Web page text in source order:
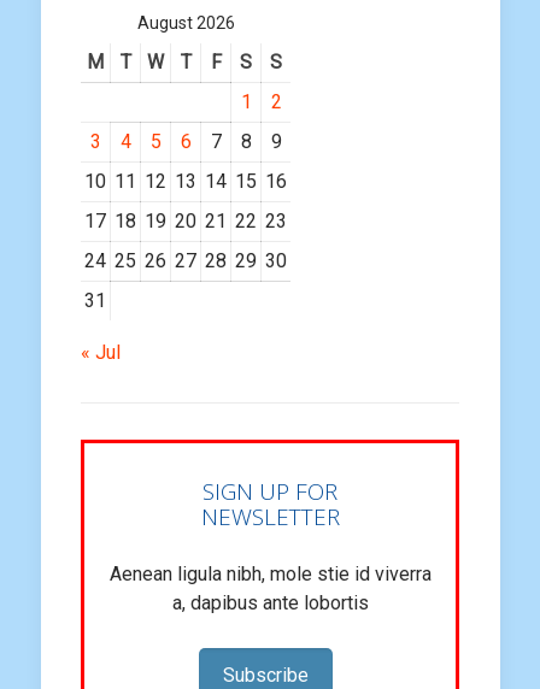
August 2026
M T W T F S
S
1
2
3
4 5 6 7 8
9
10 11 12 13 14 15 16
17 18 19 20 21 22 23
24 25 26 27 28 29 30
31
« Jul
SIGN UP FOR
NEWSLETTER
Aenean ligula nibh, mole stie id viverra
a, dapibus ante lobortis
Subscribe